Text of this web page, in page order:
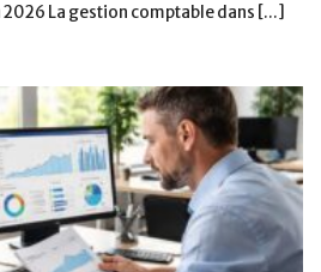
La gestion comptable dans [...]